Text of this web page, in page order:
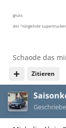
Zitieren
gruss
der "nörgelnde
Schaode das